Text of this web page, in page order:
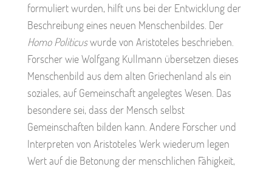
formuliert wurden, hilft uns bei der Entwicklung der
Beschreibung eines neuen Menschenbildes. Der
Homo Politicuswurde von Aristoteles beschrieben.
Forscher wie Wolfgang Kullmann übersetzen dieses
Menschenbild aus dem alten Griechenland als ein
soziales, auf Gemeinschaft angelegtes Wesen. Das
besondere sei, dass der Mensch selbst
Gemeinschaften bilden kann. Andere Forscher und
Interpreten von Aristoteles Werk wiederum legen
Wert auf die Betonung der menschlichen Fähigkeit,